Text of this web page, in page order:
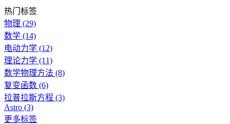
热门标签
物理 (29)
数学 (14)
电动力学 (12)
理论力学 (11)
数学物理方法 (8)
复变函数 (6)
拉普拉斯方程 (3)
Astro (3)
更多标签